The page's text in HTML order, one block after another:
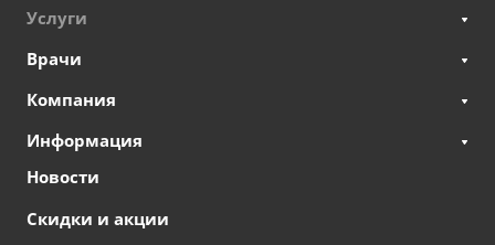
Услуги
Врачи
Компания
Информация
Новости
Скидки и акции